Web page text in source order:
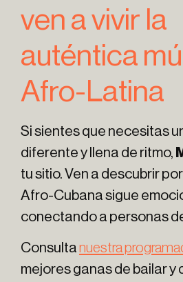
ven a vivir la
auténtica
Afro-Latina
Si sientes que necesitas
diferente y llena de ritmo,
tu sitio. Ven a descubrir
Afro-Cubana sigue
conectando a personas
Consultanuestra
mejores ganas de bailar y